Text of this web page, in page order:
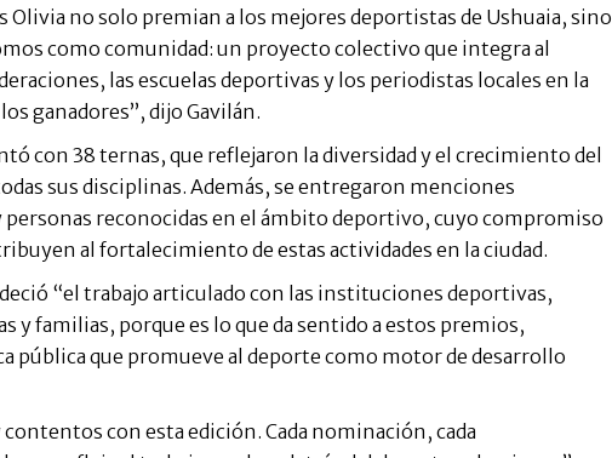
Olivia no solo premian a los mejores deportistas de Ushuaia, sino
como comunidad: un proyecto colectivo que integra al
las escuelas deportivas y los periodistas locales en la
ganadores”, dijo Gavilán.
con 38 ternas, que reflejaron la diversidad y el crecimiento del
sus disciplinas. Además, se entregaron menciones
personas reconocidas en el ámbito deportivo, cuyo compromiso
al fortalecimiento de estas actividades en la ciudad.
“el trabajo articulado con las instituciones deportivas,
y familias, porque es lo que da sentido a estos premios,
pública que promueve al deporte como motor de desarrollo
con esta edición. Cada nominación, cada